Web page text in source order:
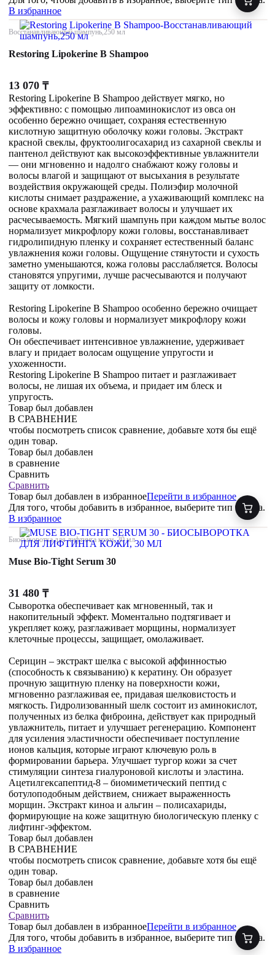
В избранное
Восстанавливающий шампунь,250 мл
Restoring Lipokerine B Shampoo
13 070 ₸
Restoring Lipokerine B Shampoo действует мягко, но
эффективно: с помощью липоаминокислот из овса он
особенно бережно очищает, сохраняя естественную
кислотную защитную оболочку кожи головы. Экстракт
красной свеклы, фруктоолигосахарид из сахарной свеклы и
пантенол действуют как высокоэффективные увлажнители
— они мгновенно и надолго снабжают кожу головы и
волосы влагой и защищают от высыхания в результате
воздействия окружающей среды. Полиэфир молочной
кислоты снимает раздражение, а ухаживающий комплекс на
основе крахмала разглаживает волосы и улучшает их
расчесываемость. Мягкий шампунь при каждом мытье волос
нормализует микрофлору кожи головы, восстанавливает
гидролипидную пленку и сохраняет естественный баланс
увлажнения кожи головы. Ощущение стянутости и сухость
заметно уменьшаются, кожа головы расслабляется. Волосы
становятся упругими, лучше расчесываются и получают
защиту от ломкости.
Restoring Lipokerine B Shampoo особенно бережно очищает
волосы и кожу головы и нормализует микрофлору кожи
головы.
Он обеспечивает интенсивное увлажнение, удерживает
влагу и придает волосам ощущение упругости и
ухоженности.
Restoring Lipokerine B Shampoo питает и разглаживает
волосы, не лишая их объема, и придает им блеск и
упругость.
Товар был добавлен
В СРАВНЕНИЕ
чтобы посмотреть список сравнение, добавьте хотя бы ещё
один товар.
Товар был добавлен
в сравнение
Сравнить
Сравнить
Товар был добавлен в избранноеПерейти в избранное
Для того, чтобы добавить в избранное, выберите тип товара.
В избранное
Биосыворотка для лифтинга кожи, 30 мл
Muse Bio-Tight Serum 30
31 480 ₸
Сыворотка обеспечивает как мгновенный, так и
накопительный эффект. Моментально подтягивает и
укрепляет кожу, разглаживает морщины, нормализует
клеточные процессы, защищает, омолаживает.
Серицин – экстракт шелка с высокой аффинностью
(способность к связыванию) к кератину. Он образует
прочную защитную пленку на поверхности кожи,
мгновенно разглаживая ее, придавая шелковистость и
мягкость. Гидролизованный шелк состоит из аминокислот,
полученных из белка фиброина, действует как природный
увлажнитель, питает и улучшает регенерацию. Компонент
для усиления эластичности обеспечивает поступление
ионов кальция, которые играют ключевую роль в
формировании барьера. Улучшает тургор кожи за счет
стимуляции синтеза гиалуроновой кислоты и эластина.
Ацетилгексапептид-8 – биомиметический пептид с
ботулоподобным действием, снижает выраженность
морщин. Экстракт киноа и альгин – полисахариды,
формирующие на коже защитную биологическую пленку с
лифтинг-эффектом.
Товар был добавлен
В СРАВНЕНИЕ
чтобы посмотреть список сравнение, добавьте хотя бы ещё
один товар.
Товар был добавлен
в сравнение
Сравнить
Сравнить
Товар был добавлен в избранноеПерейти в избранное
Для того, чтобы добавить в избранное, выберите тип товара.
В избранное